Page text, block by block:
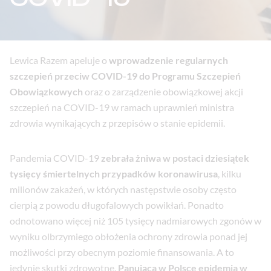
Lewica Razem apeluje o wprowadzenie regularnych
szczepień przeciw COVID-19 do Programu Szczepień
Obowiązkowych oraz o zarządzenie obowiązkowej akcji
szczepień na COVID-19 w ramach uprawnień ministra
zdrowia wynikających z przepisów o stanie epidemii.
Pandemia COVID-19 zebrała żniwa w postaci dziesiątek
tysięcy śmiertelnych przypadków koronawirusa, kilku
milionów zakażeń, w których następstwie osoby często
cierpią z powodu długofalowych powikłań. Ponadto
odnotowano więcej niż 105 tysięcy nadmiarowych zgonów w
wyniku olbrzymiego obłożenia ochrony zdrowia ponad jej
możliwości przy obecnym poziomie finansowania. A to
jedynie skutki zdrowotne. Panująca w Polsce epidemia w